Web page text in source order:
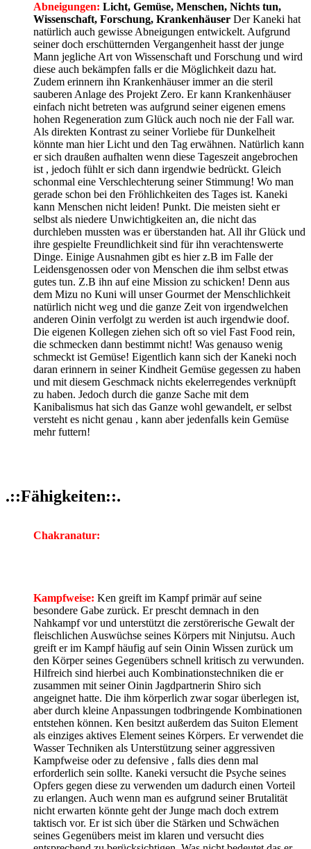
Abneigungen: Licht, Gemüse, Menschen, Nichts tun,
Wissenschaft, Forschung, Krankenhäuser Der Kaneki hat
natürlich auch gewisse Abneigungen entwickelt. Aufgrund
seiner doch erschütternden Vergangenheit hasst der junge
Mann jegliche Art von Wissenschaft und Forschung und wird
diese auch bekämpfen falls er die Möglichkeit dazu hat.
Zudem erinnern ihn Krankenhäuser immer an die steril
sauberen Anlage des Projekt Zero. Er kann Krankenhäuser
einfach nicht betreten was aufgrund seiner eigenen emens
hohen Regeneration zum Glück auch noch nie der Fall war.
Als direkten Kontrast zu seiner Vorliebe für Dunkelheit
könnte man hier Licht und den Tag erwähnen. Natürlich kann
er sich draußen aufhalten wenn diese Tageszeit angebrochen
ist , jedoch fühlt er sich dann irgendwie bedrückt. Gleich
schonmal eine Verschlechterung seiner Stimmung! Wo man
gerade schon bei den Fröhlichkeiten des Tages ist. Kaneki
kann Menschen nicht leiden! Punkt. Die meisten sieht er
selbst als niedere Unwichtigkeiten an, die nicht das
durchleben mussten was er überstanden hat. All ihr Glück und
ihre gespielte Freundlichkeit sind für ihn verachtenswerte
Dinge. Einige Ausnahmen gibt es hier z.B im Falle der
Leidensgenossen oder von Menschen die ihm selbst etwas
gutes tun. Z.B ihn auf eine Mission zu schicken! Denn aus
dem Mizu no Kuni will unser Gourmet der Menschlichkeit
natürlich nicht weg und die ganze Zeit von irgendwelchen
anderen Oinin verfolgt zu werden ist auch irgendwie doof.
Die eigenen Kollegen ziehen sich oft so viel Fast Food rein,
die schmecken dann bestimmt nicht! Was genauso wenig
schmeckt ist Gemüse! Eigentlich kann sich der Kaneki noch
daran erinnern in seiner Kindheit Gemüse gegessen zu haben
und mit diesem Geschmack nichts ekelerregendes verknüpft
zu haben. Jedoch durch die ganze Sache mit dem
Kanibalismus hat sich das Ganze wohl gewandelt, er selbst
versteht es nicht genau , kann aber jedenfalls kein Gemüse
mehr futtern!
.::Fähigkeiten::.
Chakranatur:
Kampfweise: Ken greift im Kampf primär auf seine
besondere Gabe zurück. Er prescht demnach in den
Nahkampf vor und unterstützt die zerstörerische Gewalt der
fleischlichen Auswüchse seines Körpers mit Ninjutsu. Auch
greift er im Kampf häufig auf sein Oinin Wissen zurück um
den Körper seines Gegenübers schnell kritisch zu verwunden.
Hilfreich sind hierbei auch Kombinationstechniken die er
zusammen mit seiner Oinin Jagdpartnerin Shiro sich
angeignet hatte. Die ihm körperlich zwar sogar überlegen ist,
aber durch kleine Anpassungen todbringende Kombinationen
entstehen können. Ken besitzt außerdem das Suiton Element
als einziges aktives Element seines Körpers. Er verwendet die
Wasser Techniken als Unterstützung seiner aggressiven
Kampfweise oder zu defensive , falls dies denn mal
erforderlich sein sollte. Kaneki versucht die Psyche seines
Opfers gegen diese zu verwenden um dadurch einen Vorteil
zu erlangen. Auch wenn man es aufgrund seiner Brutalität
nicht erwarten könnte geht der Junge mach doch extrem
taktisch vor. Er ist sich über die Stärken und Schwächen
seines Gegenübers meist im klaren und versucht dies